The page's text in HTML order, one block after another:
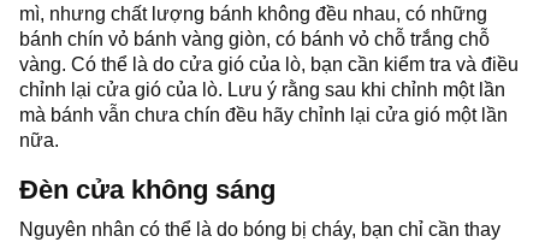
mì, nhưng chất lượng bánh không đều nhau, có những
bánh chín vỏ bánh vàng giòn, có bánh vỏ chỗ trắng chỗ
vàng. Có thể là do cửa gió của lò, bạn cần kiểm tra và điều
chỉnh lại cửa gió của lò. Lưu ý rằng sau khi chỉnh một lần
mà bánh vẫn chưa chín đều hãy chỉnh lại cửa gió một lần
nữa.
Đèn cửa không sáng
Nguyên nhân có thể là do bóng bị cháy, bạn chỉ cần thay